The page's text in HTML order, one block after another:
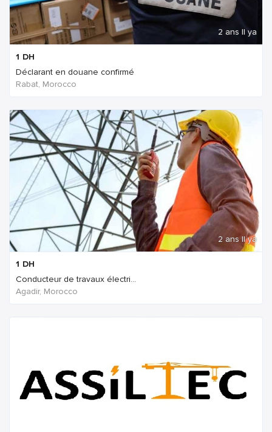
2 ans Il ya
1 DH
Déclarant en douane confirmé
Rabat, Morocco
2 ans Il ya
1 DH
Conducteur de travaux électri...
Agadir, Morocco